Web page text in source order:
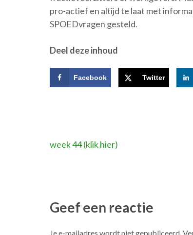
pro-actief en altijd te laat met
SPOEDvragen gesteld.
Deel deze inhoud
Facebook Twitter
Bericht
week 44 (klik hier)
Geef een reactie
Je e-mailadres wordt niet gepubliceerd.